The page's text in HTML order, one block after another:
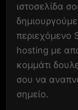
ιστοσελίδα
περιεχόμενο
hosting με
κομμάτι
σου να
σημείο.